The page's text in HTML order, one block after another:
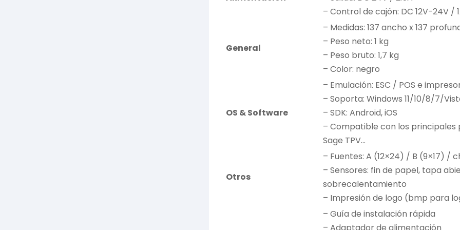
– Control de cajón: DC 12V-24V /
General
– Medidas: 137 ancho x 137
– Peso neto: 1 kg
– Peso bruto: 1,7 kg
– Color: negro
OS & Software
– Emulación: ESC / POS e
– Soporta: Windows 11/10/8/7/
– SDK: Android, iOS
– Compatible con los principales
Sage TPV…
Otros
– Fuentes: A (12×24) / B (9×17) /
– Sensores: fin de papel, tapa
sobrecalentamiento
– Impresión de logo (bmp para
– Guía de instalación rápida